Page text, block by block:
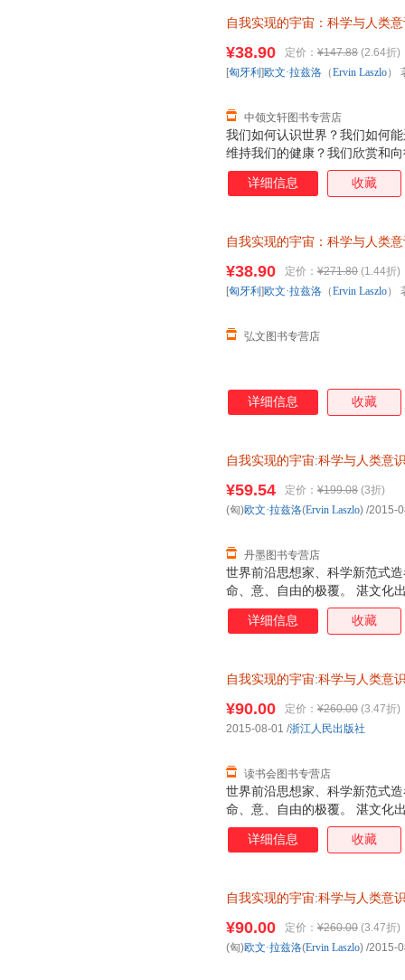
互联系之时，我们发现科学在
改变我们的世界观，并改变我
提供来自于所有生命系统之间
自我实现的宇宙：科学与人类
退换】
我们如何认识世界？我们如何
维持我们的健康？我们欣赏和
由？我们如何奋斗才能获得哲
科学”和创造了科学革命的激
互联系之时，我们发现科学在
改变我们的世界观，并改变我
提供来自于所有生命系统之间
¥38.90 定价： ¥147.88 (2.64折)
中领文轩图书专营店
[匈牙利 ]欧文·拉兹洛 （Ervin Laszlo）
详细信息 收藏
自我实现的宇宙：科学与人类
存后下单，避免纠纷。
¥38.90 定价： ¥271.80 (1.44折)
弘文图书专营店
[匈牙利 ]欧文·拉兹洛 （Ervin Laszlo）
详细信息 收藏
自我实现的宇宙:科学与人类意
世界前沿思想家、科学新范式
命、意、自由的极覆。 湛文化
¥59.54 定价： ¥199.08 (3折)
丹墨图书专营店
(匈)欧文·拉兹洛(Ervin Laszlo) /2015-
详细信息 收藏
自我实现的宇宙:科学与人类意
世界前沿思想家、科学新范式
命、意、自由的极覆。 湛文化
¥90.00 定价： ¥260.00 (3.47折)
读书会图书专营店
2015-08-01 /浙江人民出版社
详细信息 收藏
自我实现的宇宙:科学与人类意
¥90.00 定价： ¥260.00 (3.47折)
(匈)欧文·拉兹洛(Ervin Laszlo) /2015-